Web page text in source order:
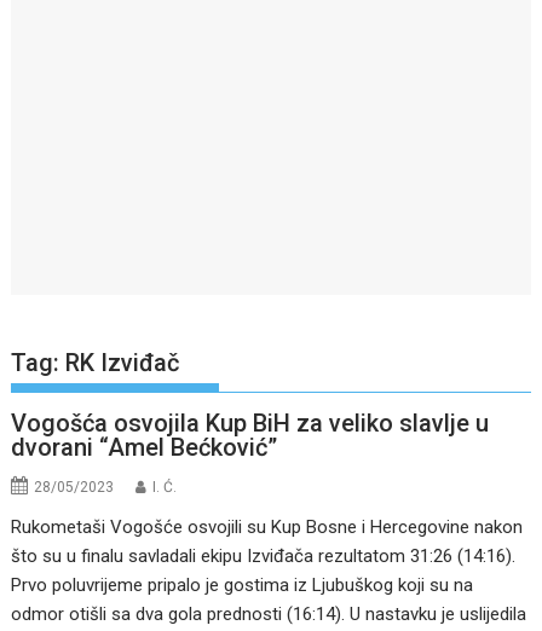
Tag: RK Izviđač
Vogošća osvojila Kup BiH za veliko slavlje u
dvorani “Amel Bećković”
28/05/2023 I. Ć.
Rukometaši Vogošće osvojili su Kup Bosne i Hercegovine nakon
što su u finalu savladali ekipu Izviđača rezultatom 31:26 (14:16).
Prvo poluvrijeme pripalo je gostima iz Ljubuškog koji su na
odmor otišli sa dva gola prednosti (16:14). U nastavku je uslijedila